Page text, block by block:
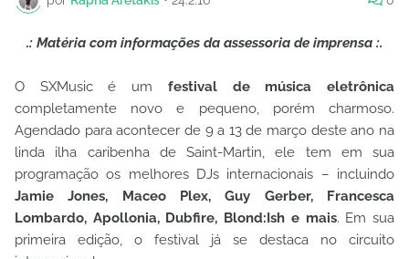
.: Matéria com informações da assessoria de imprensa :.
O SXMusic é um festival de música eletrônica
completamente novo e pequeno, porém charmoso.
Agendado para acontecer de 9 a 13 de março deste ano na
linda ilha caribenha de Saint-Martin, ele tem em sua
programação os melhores DJs internacionais – incluindo
Jamie Jones, Maceo Plex, Guy Gerber, Francesca
Lombardo, Apollonia, Dubfire, Blond:Ish e mais. Em sua
primeira edição, o festival já se destaca no circuito